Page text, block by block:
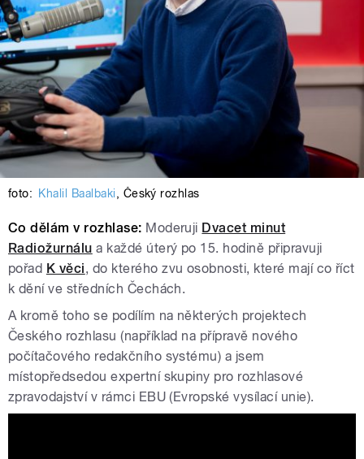
foto: Khalil Baalbaki, Český rozhlas
Co dělám v rozhlase: Moderuji Dvacet minut
Radiožurnálu a každé úterý po 15. hodině připravuji
pořad K věci, do kterého zvu osobnosti, které mají co říct
k dění ve středních Čechách.
A kromě toho se podílím na některých projektech
Českého rozhlasu (například na přípravě nového
počítačového redakčního systému) a jsem
místopředsedou expertní skupiny pro rozhlasové
zpravodajství v rámci EBU (Evropské vysílací unie).